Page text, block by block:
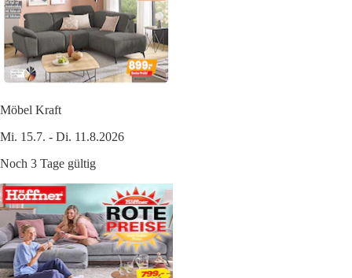
Möbel Kraft
Mi. 15.7. - Di. 11.8.2026
Noch 3 Tage gültig